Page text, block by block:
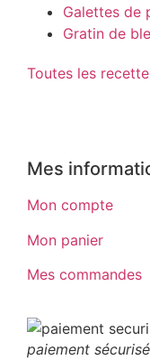
Galettes de
Gratin de
Toutes les
Mes
Mon compte
Mon panier
Mes commandes
paiement sécurisé